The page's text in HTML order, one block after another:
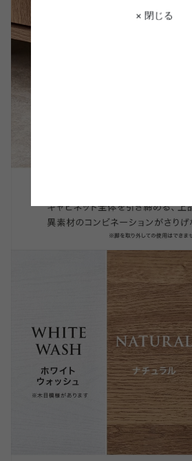
× 閉じる